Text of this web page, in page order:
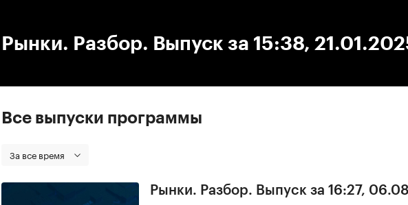
Рынки. Разбор. Выпуск за 15:38,
Все выпуски программы
За все время
Рынки. Разбор. Выпуск за 16:27,